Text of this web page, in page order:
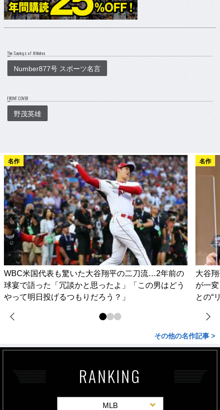
The Sayings of Athletes
Number877号 スポーツ名言
FRONT COVER
野茂英雄
名作
WBC米国代表も驚いた大谷翔平の二刀流…2年前の
球宴で語った「冗談かと思ったよ」「この男はどう
やって明日投げるつもりだろう？」
名作
大谷
が一
との“
その他の名作記事 >
RANKING
MLB